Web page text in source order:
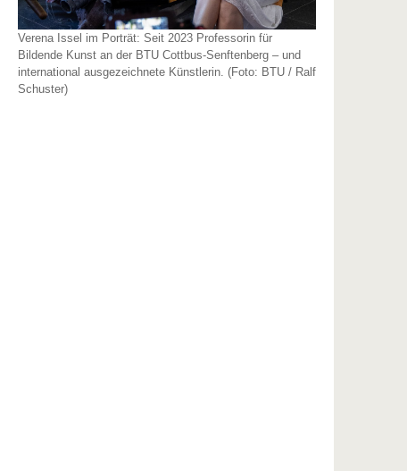
Verena Issel im Porträt: Seit 2023 Professorin für
Bildende Kunst an der BTU Cottbus-Senftenberg – und
international ausgezeichnete Künstlerin. (Foto: BTU / Ralf
Schuster)